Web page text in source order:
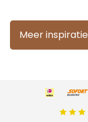
Meer inspiratie